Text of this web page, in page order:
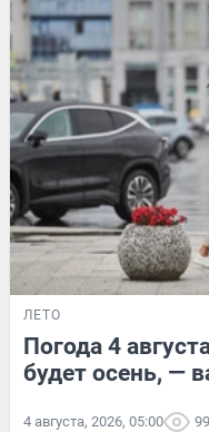
ЛЕТО
Погода 4
будет осень, —
4 августа, 2026, 05:00